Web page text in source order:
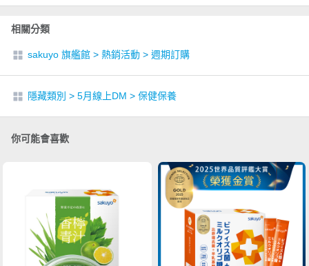
相關分類
sakuyo 旗艦館 > 熱銷活動 > 週期訂購
隱藏類別 > 5月線上DM > 保健保養
你可能會喜歡